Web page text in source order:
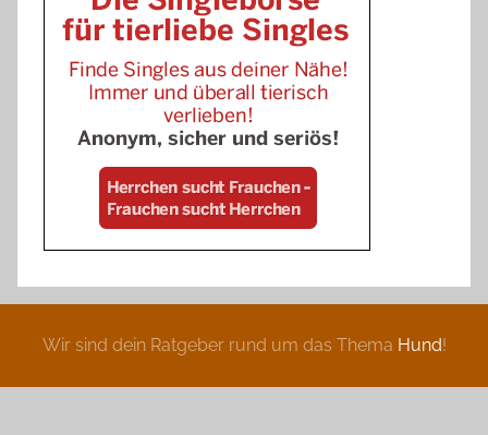
Wir sind dein Ratgeber rund um das Thema Hund!